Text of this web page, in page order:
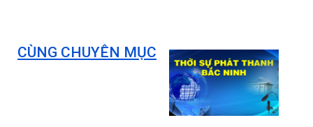
CÙNG CHUYÊN MỤC